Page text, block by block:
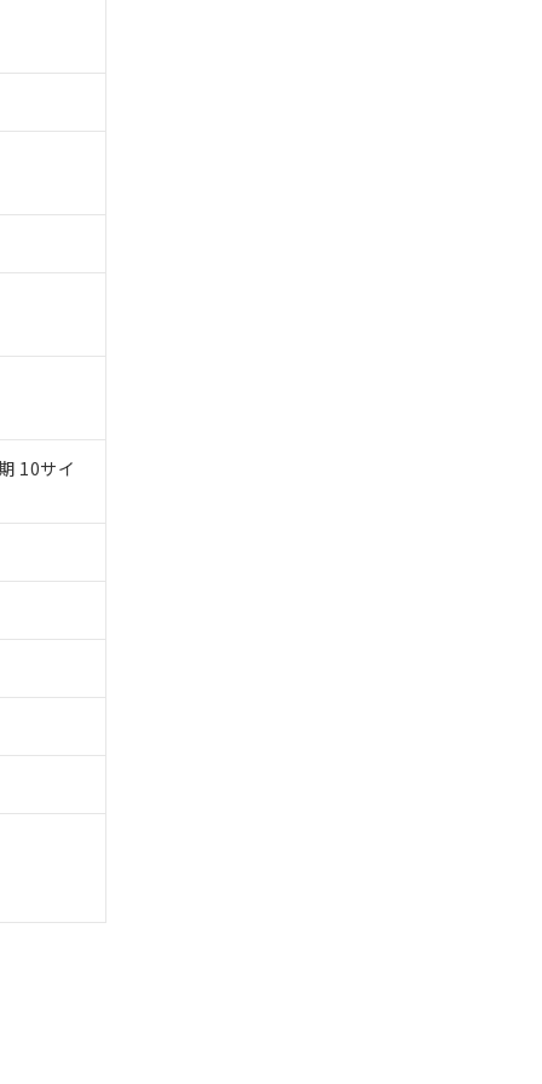
10サイ
き作成されるも
をご了承くださ
御機器販売店・
ようお願いしま
にご登録され
社の共同利用者
とをご了承くだ
はありません。
年1月12日よ
) : 1000ppm、
要な手段を講じ
これらの製造装